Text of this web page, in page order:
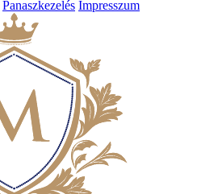
Panaszkezelés Impresszum